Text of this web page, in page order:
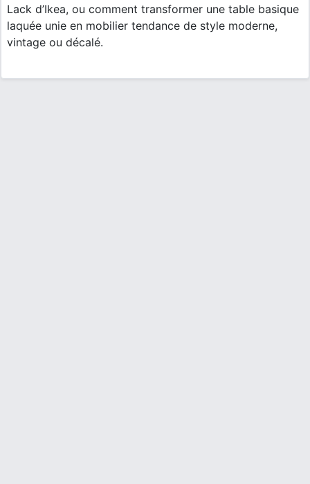
Lack d’Ikea, ou comment transformer une table basique
laquée unie en mobilier tendance de style moderne,
vintage ou décalé.